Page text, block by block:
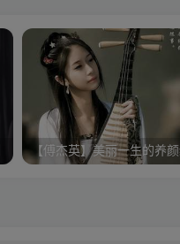
【傅杰英】美丽一生的养